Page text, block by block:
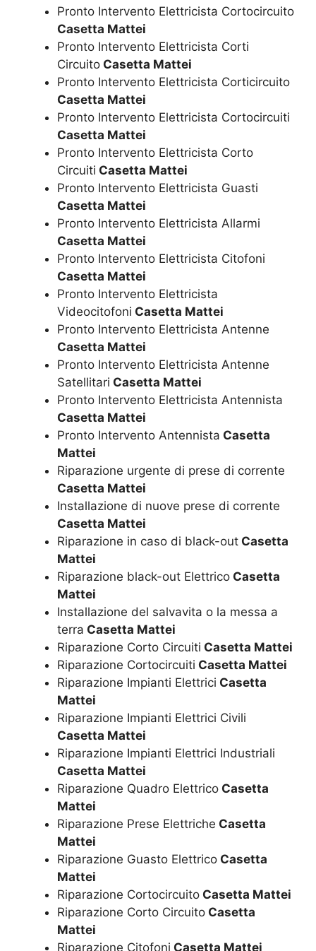
Pronto Intervento Elettricista Cortocircuito
Casetta Mattei
Pronto Intervento Elettricista Corti
Circuito Casetta Mattei
Pronto Intervento Elettricista Corticircuito
Casetta Mattei
Pronto Intervento Elettricista Cortocircuiti
Casetta Mattei
Pronto Intervento Elettricista Corto
Circuiti Casetta Mattei
Pronto Intervento Elettricista Guasti
Casetta Mattei
Pronto Intervento Elettricista Allarmi
Casetta Mattei
Pronto Intervento Elettricista Citofoni
Casetta Mattei
Pronto Intervento Elettricista
Videocitofoni Casetta Mattei
Pronto Intervento Elettricista Antenne
Casetta Mattei
Pronto Intervento Elettricista Antenne
Satellitari Casetta Mattei
Pronto Intervento Elettricista Antennista
Casetta Mattei
Pronto Intervento Antennista Casetta
Mattei
Riparazione urgente di prese di corrente
Casetta Mattei
Installazione di nuove prese di corrente
Casetta Mattei
Riparazione in caso di black-out Casetta
Mattei
Riparazione black-out Elettrico Casetta
Mattei
Installazione del salvavita o la messa a
terra Casetta Mattei
Riparazione Corto Circuiti Casetta Mattei
Riparazione Cortocircuiti Casetta Mattei
Riparazione Impianti Elettrici Casetta
Mattei
Riparazione Impianti Elettrici Civili
Casetta Mattei
Riparazione Impianti Elettrici Industriali
Casetta Mattei
Riparazione Quadro Elettrico Casetta
Mattei
Riparazione Prese Elettriche Casetta
Mattei
Riparazione Guasto Elettrico Casetta
Mattei
Riparazione Cortocircuito Casetta Mattei
Riparazione Corto Circuito Casetta
Mattei
Riparazione Citofoni Casetta Mattei